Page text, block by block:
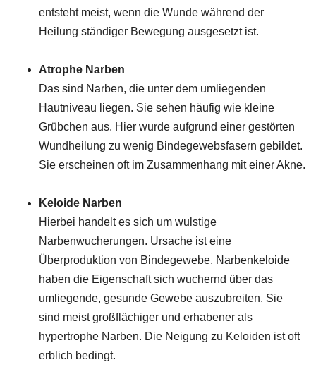
entsteht meist, wenn die Wunde während der
Heilung ständiger Bewegung ausgesetzt ist.
Atrophe Narben
Das sind Narben, die unter dem umliegenden
Hautniveau liegen. Sie sehen häufig wie kleine
Grübchen aus. Hier wurde aufgrund einer gestörten
Wundheilung zu wenig Bindegewebsfasern gebildet.
Sie erscheinen oft im Zusammenhang mit einer Akne.
Keloide Narben
Hierbei handelt es sich um wulstige
Narbenwucherungen. Ursache ist eine
Überproduktion von Bindegewebe. Narbenkeloide
haben die Eigenschaft sich wuchernd über das
umliegende, gesunde Gewebe auszubreiten. Sie
sind meist großflächiger und erhabener als
hypertrophe Narben. Die Neigung zu Keloiden ist oft
erblich bedingt.